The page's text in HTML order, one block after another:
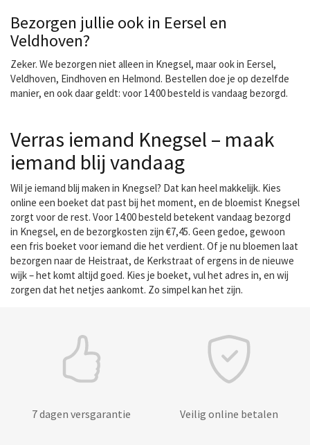
Bezorgen jullie ook in Eersel en
Veldhoven?
Zeker. We bezorgen niet alleen in Knegsel, maar ook in Eersel,
Veldhoven, Eindhoven en Helmond. Bestellen doe je op dezelfde
manier, en ook daar geldt: voor 14:00 besteld is vandaag bezorgd.
Verras iemand Knegsel – maak
iemand blij vandaag
Wil je iemand blij maken in Knegsel? Dat kan heel makkelijk. Kies
online een boeket dat past bij het moment, en de bloemist Knegsel
zorgt voor de rest. Voor 14:00 besteld betekent vandaag bezorgd
in Knegsel, en de bezorgkosten zijn €7,45. Geen gedoe, gewoon
een fris boeket voor iemand die het verdient. Of je nu bloemen laat
bezorgen naar de Heistraat, de Kerkstraat of ergens in de nieuwe
wijk – het komt altijd goed. Kies je boeket, vul het adres in, en wij
zorgen dat het netjes aankomt. Zo simpel kan het zijn.
7 dagen versgarantie Veilig online betalen